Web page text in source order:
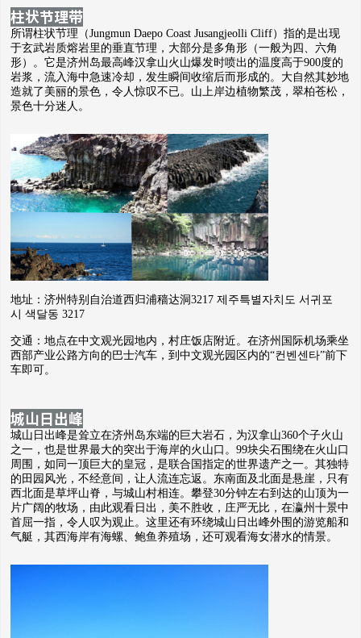
柱状节理带
所谓柱状节理（Jungmun Daepo Coast Jusangjeolli Cliff）指的是出现
于玄武岩质熔岩里的垂直节理，大部分是多角形（一般为四、六角
形）。它是济州岛最高峰汉拿山火山爆发时喷出的温度高于900度的
岩浆，流入海中急速冷却，发生瞬间收缩后而形成的。大自然其妙地
造就了美丽的景色，令人惊叹不已。山上岸边植物繁茂，翠柏苍松，
景色十分迷人。
地址：济州特别自治道西归浦穑达洞3217 제주특별자치도 서귀포
시 색달동 3217
交通：地点在中文观光园地内，村庄饭店附近。在济州国际机场乘坐
西部产业公路方向的巴士汽车，到中文观光园区内的“컨벤센타”前下
车即可。
城山日出峰
城山日出峰是耸立在济州岛东端的巨大岩石，为汉拿山360个子火山
之一，也是世界最大的突出于海岸的火山口。99块尖石围绕在火山口
周围，如同一顶巨大的皇冠，是联合国指定的世界遗产之一。其独特
的田园风光，不经意间，让人流连忘返。东南面及北面是悬崖，只有
西北面是草坪山脊，与城山村相连。攀登30分钟左右到达的山顶为一
片广阔的牧场，由此观看日出，美不胜收，庄严无比，在瀛州十景中
首屈一指，令人叹为观止。这里还有环绕城山日出峰外围的游览船和
气艇，其西海岸有海螺、鲍鱼养殖场，还可观看海女潜水的情景。